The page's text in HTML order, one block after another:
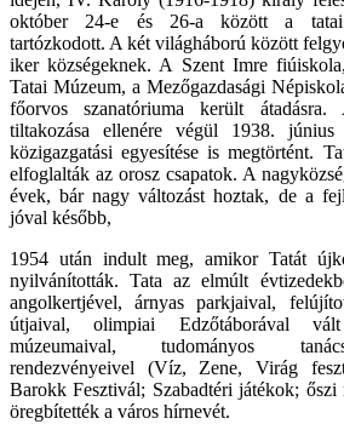
október 24-e és 26-a között a tatai
tartózkodott. A két világháború között
iker községeknek. A Szent Imre
Tatai Múzeum, a Mezőgazdasági
főorvos szanatóriuma került átadásra.
tiltakozása ellenére végül 1938.
közigazgatási egyesítése is megtörtént.
elfoglalták az orosz csapatok. A
évek, bár nagy változást hoztak, de a
jóval később,
1954 után indult meg, amikor Tatát
nyilvánították. Tata az elmúlt
angolkertjével, árnyas parkjaival,
útjaival, olimpiai Edzőtáborával vált
múzeumaival, tudományos
rendezvényeivel (Víz, Zene, Virág
Barokk Fesztivál; Szabadtéri játékok; őszi
öregbítették a város hírnevét.